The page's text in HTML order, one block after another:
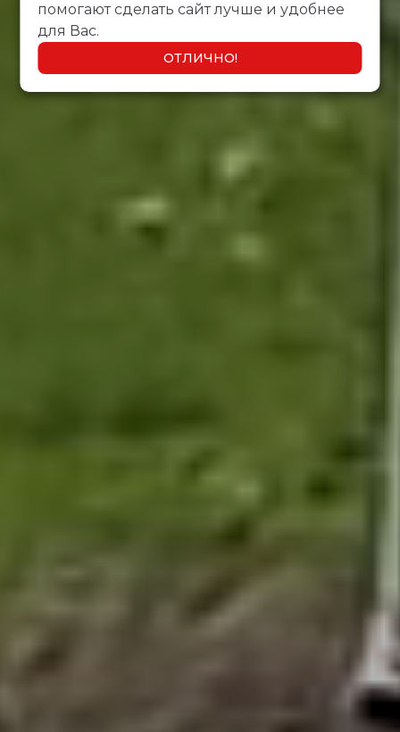
помогают сделать сайт лучше и удобнее
для Вас.
ОТЛИЧНО!